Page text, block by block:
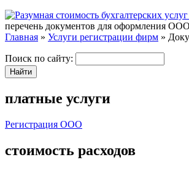
перечень документов для оформления
Главная » Услуги регистрации фирм »
Поиск по сайту:
платные услуги
Регистрация ООО
стоимость расходов